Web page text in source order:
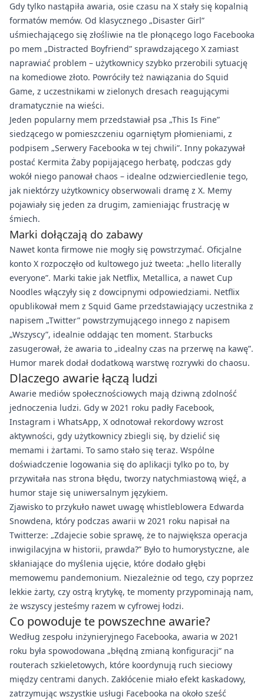
Gdy tylko nastąpiła awaria, osie czasu na X stały się kopalnią
formatów memów. Od klasycznego „Disaster Girl”
uśmiechającego się złośliwie na tle płonącego logo Facebooka
po mem „Distracted Boyfriend” sprawdzającego X zamiast
naprawiać problem – użytkownicy szybko przerobili sytuację
na komediowe złoto. Powróciły też nawiązania do Squid
Game, z uczestnikami w zielonych dresach reagującymi
dramatycznie na wieści.
Jeden popularny mem przedstawiał psa „This Is Fine”
siedzącego w pomieszczeniu ogarniętym płomieniami, z
podpisem „Serwery Facebooka w tej chwili”. Inny pokazywał
postać Kermita Żaby popijającego herbatę, podczas gdy
wokół niego panował chaos – idealne odzwierciedlenie tego,
jak niektórzy użytkownicy obserwowali dramę z X. Memy
pojawiały się jeden za drugim, zamieniając frustrację w
śmiech.
Marki dołączają do zabawy
Nawet konta firmowe nie mogły się powstrzymać. Oficjalne
konto X rozpoczęło od kultowego już tweeta: „hello literally
everyone”. Marki takie jak Netflix, Metallica, a nawet Cup
Noodles włączyły się z dowcipnymi odpowiedziami. Netflix
opublikował mem z Squid Game przedstawiający uczestnika z
napisem „Twitter” powstrzymującego innego z napisem
„Wszyscy”, idealnie oddając ten moment. Starbucks
zasugerował, że awaria to „idealny czas na przerwę na kawę”.
Humor marek dodał dodatkową warstwę rozrywki do chaosu.
Dlaczego awarie łączą ludzi
Awarie mediów społecznościowych mają dziwną zdolność
jednoczenia ludzi. Gdy w 2021 roku padły Facebook,
Instagram i WhatsApp, X odnotował rekordowy wzrost
aktywności, gdy użytkownicy zbiegli się, by dzielić się
memami i żartami. To samo stało się teraz. Wspólne
doświadczenie logowania się do aplikacji tylko po to, by
przywitała nas strona błędu, tworzy natychmiastową więź, a
humor staje się uniwersalnym językiem.
Zjawisko to przykuło nawet uwagę whistleblowera Edwarda
Snowdena, który podczas awarii w 2021 roku napisał na
Twitterze: „Zdajecie sobie sprawę, że to największa operacja
inwigilacyjna w historii, prawda?” Było to humorystyczne, ale
skłaniające do myślenia ujęcie, które dodało głębi
memowemu pandemonium. Niezależnie od tego, czy poprzez
lekkie żarty, czy ostrą krytykę, te momenty przypominają nam,
że wszyscy jesteśmy razem w cyfrowej łodzi.
Co powoduje te powszechne awarie?
Według zespołu inżynieryjnego Facebooka, awaria w 2021
roku była spowodowana „błędną zmianą konfiguracji” na
routerach szkieletowych, które koordynują ruch sieciowy
między centrami danych. Zakłócenie miało efekt kaskadowy,
zatrzymując wszystkie usługi Facebooka na około sześć